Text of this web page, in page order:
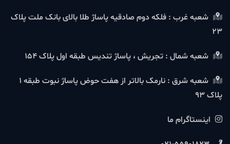
شعبه غرب : فلکه دوم صادقیه پاساژ طلا بالای بانک ملت پلاک
23
شعبه شمال : تجریش ، پاساژ تندیس طبقه اول پلاک 154
شعبه شرق : نارمک بالاتر از هفت حوض پاساژ نبوت طبقه 1
پلاک 93
اینستاگرام ما